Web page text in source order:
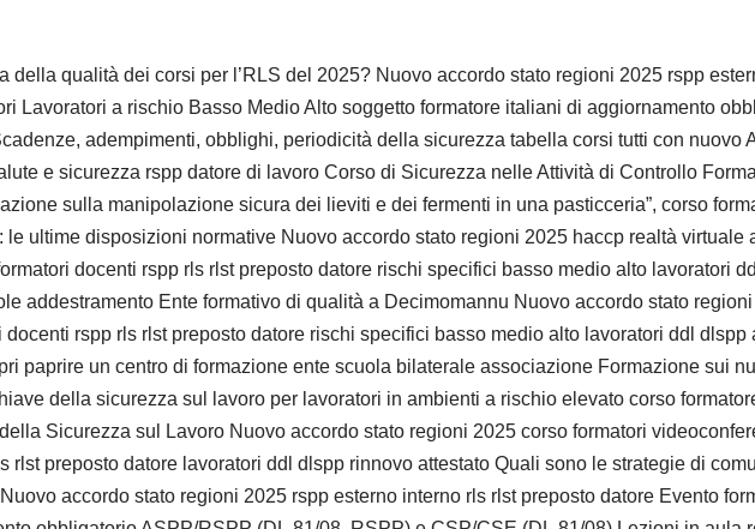
della qualità dei corsi per l’RLS del 2025? Nuovo accordo stato regioni 2025 rspp
Lavoratori a rischio Basso Medio Alto soggetto formatore italiani di aggiornamento
adempimenti, obblighi, periodicità della sicurezza tabella corsi tutti con nuovo
e sicurezza rspp datore di lavoro Corso di Sicurezza nelle Attività di Controllo
sulla manipolazione sicura dei lieviti e dei fermenti in una pasticceria”, corso
ultime disposizioni normative Nuovo accordo stato regioni 2025 haccp realtà
docenti rspp rls rlst preposto datore rischi specifici basso medio alto lavoratori
addestramento Ente formativo di qualità a Decimomannu Nuovo accordo stato
rspp rls rlst preposto datore rischi specifici basso medio alto lavoratori ddl
paprire un centro di formazione ente scuola bilaterale associazione Formazione sui
della sicurezza sul lavoro per lavoratori in ambienti a rischio elevato corso
Sicurezza sul Lavoro Nuovo accordo stato regioni 2025 corso formatori
rlst preposto datore lavoratori ddl dlspp rinnovo attestato Quali sono le strategie di
accordo stato regioni 2025 rspp esterno interno rls rlst preposto datore Evento